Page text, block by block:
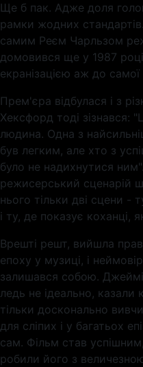
Ще б пак. Адже доля
рамки жодних
самим Реєм Чарльзом
домовився ще у 1987
екранізацією аж до
Прем'єра відбулася і з
Хексфорд тоді зізнався:
людина. Одна з
був легким, але хто з
було не надихнутися
режисерський сценарій
нього тільки дві сцени -
і ту, де показує коханці,
Врешті решт, вийшла
епоху у музиці, і
залишався собою.
ледь не ідеально, казали
тільки досконально
для сліпих і у багатьох
сам. Фільм став
робили його з